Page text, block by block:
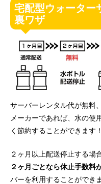
宅配型ウォーター
裏ワザ
サーバーレンタル代が無料
メーカーであれば、水の使
く節約することができます！
２ヶ月以上配送停止する場
２ヶ月ごとなら休止手数料
バーを利用することができま